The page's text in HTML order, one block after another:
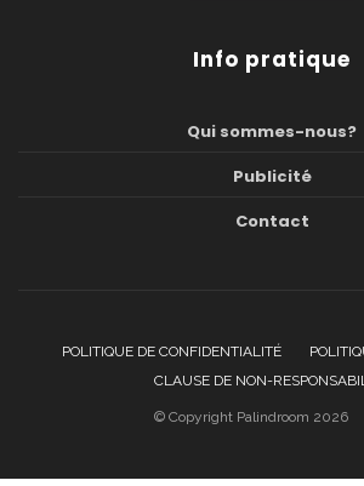
Info pratique
Qui sommes-nous?
Publicité
Contact
POLITIQUE DE CONFIDENTIALITÉ
CLAUSE DE NON-
© Copyright Palindroom 2026